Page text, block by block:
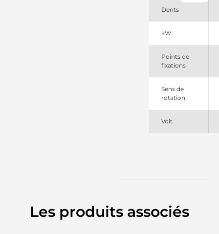
Mitsubishi
M9T85079AM
Mitsubishi
Dents
kW
Points de
fixations
Sens de
rotation
Volt
Les produits associés